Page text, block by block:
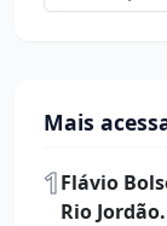
Mais
1Flávio
Rio